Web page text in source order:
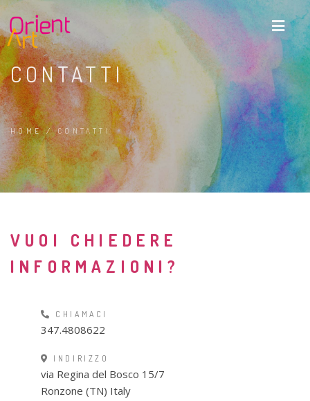
CONTATTI
HOME/CONTATTI
VUOI CHIEDERE
INFORMAZIONI?
CHIAMACI
347.4808622
INDIRIZZO
via Regina del Bosco 15/7
Ronzone (TN) Italy